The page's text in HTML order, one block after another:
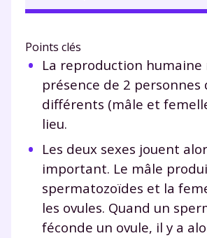
Points clés
La reproduction humaine
présence de 2 personnes
différents (mâle et
lieu.
Les deux sexes jouent
important. Le mâle
spermatozoïdes et la
les ovules. Quand un
féconde un ovule, il y a